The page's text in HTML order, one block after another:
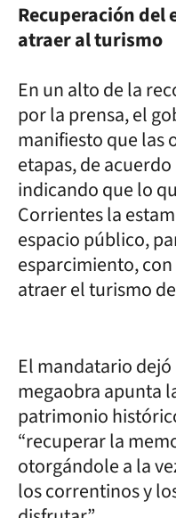
Recuperación del
atraer al turismo
En un alto de la
por la prensa, el
manifiesto que las
etapas, de
indicando que lo
Corrientes la
espacio público,
esparcimiento,
atraer el turismo
El mandatario
megaobra apunta
patrimonio
“recuperar la
otorgándole a la
los correntinos y